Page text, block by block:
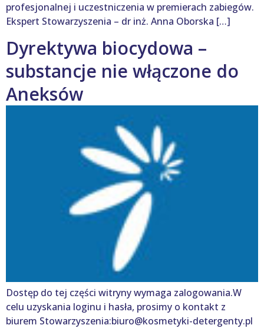
profesjonalnej i uczestniczenia w premierach zabiegów.
Ekspert Stowarzyszenia – dr inż. Anna Oborska […]
Dyrektywa biocydowa –
substancje nie włączone do
Aneksów
Dostęp do tej części witryny wymaga zalogowania.W
celu uzyskania loginu i hasła, prosimy o kontakt z
biurem Stowarzyszenia:biuro@kosmetyki-detergenty.pl